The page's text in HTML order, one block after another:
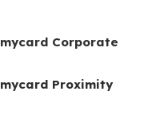
mycard Corporate
mycard Proximity